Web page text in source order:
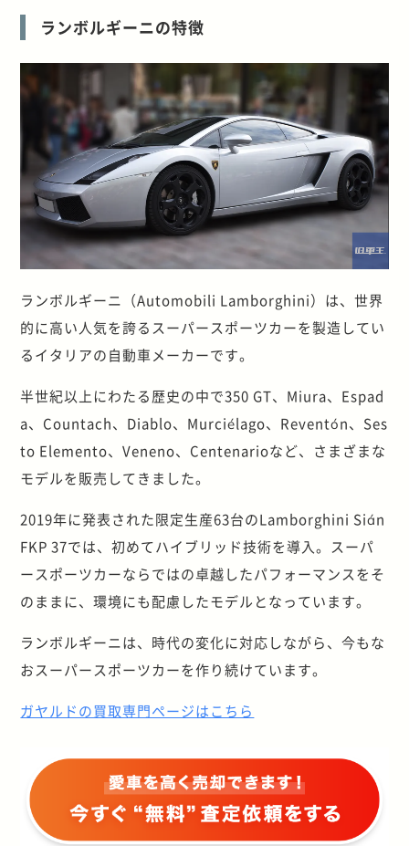
ランボルギーニの特徴
ランボルギーニ（Automobili Lamborghini）は、世界
的に高い人気を誇るスーパースポーツカーを製造してい
るイタリアの自動車メーカーです。
半世紀以上にわたる歴史の中で350 GT、Miura、Espad
a、Countach、Diablo、Murciélago、Reventón、Ses
to Elemento、Veneno、Centenarioなど、さまざまな
モデルを販売してきました。
2019年に発表された限定生産63台のLamborghini Sián
FKP 37では、初めてハイブリッド技術を導入。スーパ
ースポーツカーならではの卓越したパフォーマンスをそ
のままに、環境にも配慮したモデルとなっています。
ランボルギーニは、時代の変化に対応しながら、今もな
おスーパースポーツカーを作り続けています。
ガヤルドの買取専門ページはこちら